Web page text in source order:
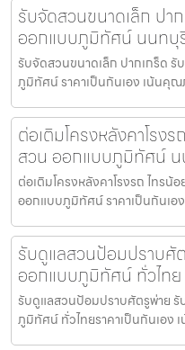
รับจัดสวนขนาดเล็ก ปา
ออกแบบภูมิทัศน์ นนทบุ
รับจัดสวนขนาดเล็ก ปากเกร็ด
ภูมิทัศน์ ราคาเป็นกันเอง เน้นคุ
ต่อเติมโครงหลังคาโรง
สวน ออกแบบภูมิทัศน์
ต่อเติมโครงหลังคาโรงรถ ไทร
ออกแบบภูมิทัศน์ ราคาเป็นกันเ
รับดูแลสวนป้อมปราบศั
ออกแบบภูมิทัศน์ ทั่วไทย
รับดูแลสวนป้อมปราบศัตรูพ่าย
ภูมิทัศน์ ทั่วไทยราคาเป็นกันเอง